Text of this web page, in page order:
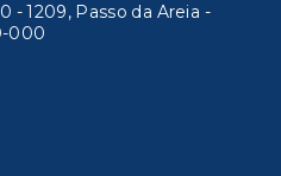
- 1209, Passo da Areia -
000